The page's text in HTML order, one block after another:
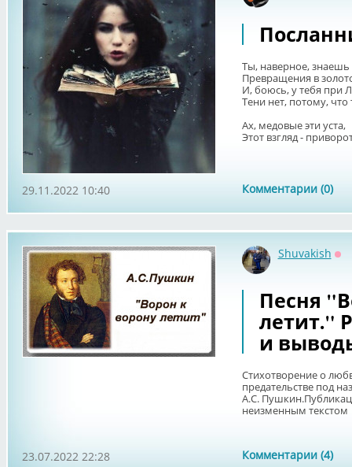
Ты, наверное, знаешь
Превращения в
И, боюсь, у тебя при
Тени нет, потому,
Ах, медовые эти уста,
Этот взгляд -
Комментарии (0)
29.11.2022 10:40
Shuvakish
Песня
летит."
и
Стихотворение о
предательстве под
А.С.
неизменным текстом
Комментарии (4)
23.07.2022 22:28